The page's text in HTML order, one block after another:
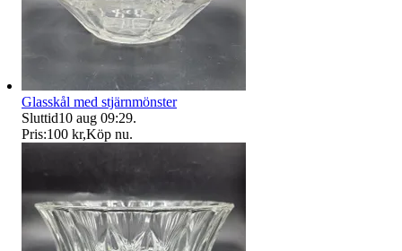
Glasskål med stjärnmönster
Sluttid10 aug 09:29.
Pris:100 kr,Köp nu.